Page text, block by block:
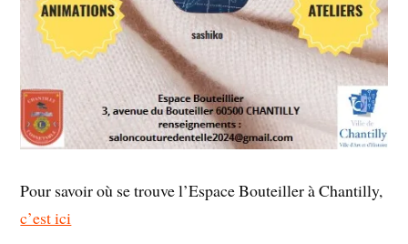
Pour savoir où se trouve l’Espace Bouteiller à Chantilly,
c’est ici